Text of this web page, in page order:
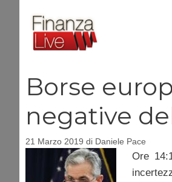
contenuto
Borse
negative
21 Marzo 2019 di Daniele Pace
Ore